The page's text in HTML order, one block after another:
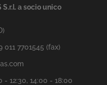
S.r.l. a socio unico
011 7701545 (fax)
- 12:30, 14:00 - 18:00